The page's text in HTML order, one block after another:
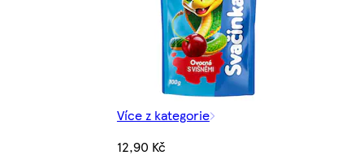
Více z kategorie
12,90 Kč